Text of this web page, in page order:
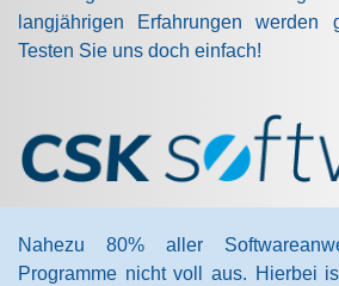
langjährigen Erfahrungen werden
Testen Sie uns doch einfach!
Nahezu 80% aller
Programme nicht voll aus. Hierbei